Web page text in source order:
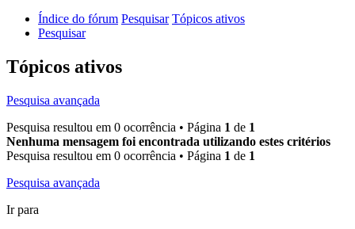
Índice do fórum Pesquisar Tópicos ativos
Pesquisar
Tópicos ativos
Pesquisa avançada
Pesquisa resultou em 0 ocorrência • Página 1 de 1
Nenhuma mensagem foi encontrada utilizando estes critérios
Pesquisa resultou em 0 ocorrência • Página 1 de 1
Pesquisa avançada
Ir para